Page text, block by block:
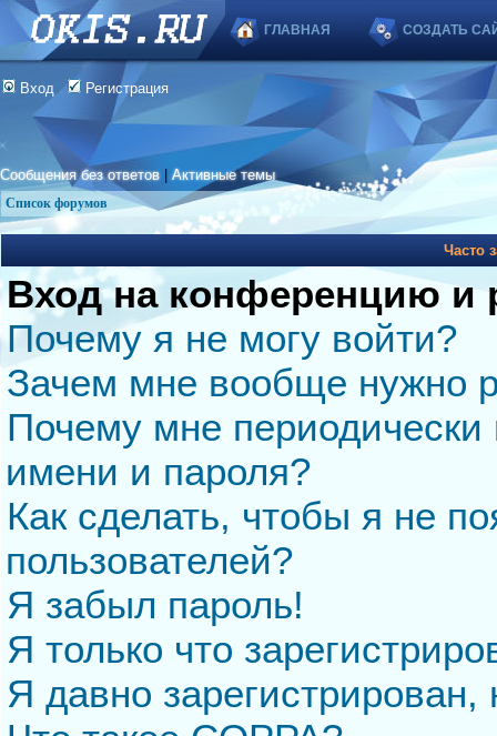
ГЛАВНАЯ СОЗДАТЬ
Вход Регистрация
Сообщения без ответов |Активные темы
Список форумов
Часто
Вход на конференцию и
Почему я не могу войти?
Зачем мне вообще нужно
Почему мне периодически
имени и пароля?
Как сделать, чтобы я не
пользователей?
Я забыл пароль!
Я только что
Я давно